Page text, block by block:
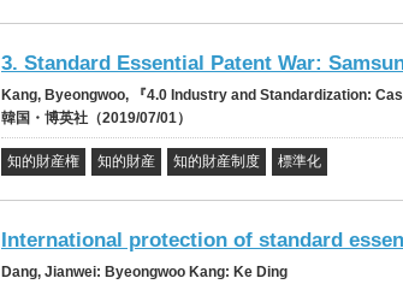
3. Standard Essential Patent War:
Kang, Byeongwoo, 『4.0 Industry and Standardization:
韓国・博英社（2019/07/01）
知的財産権 知的財産 知的財産制度 標準化
International protection of standard
Dang, Jianwei: Byeongwoo Kang: Ke Ding